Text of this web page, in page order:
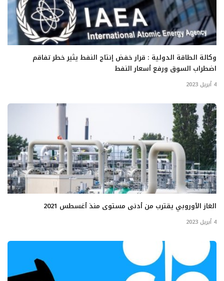
وكالة الطاقة الدولية : قرار خفض إنتاج النفط يثير خطر تفاقم
اضطراب السوق ورفع أسعار النفط
4 أبريل 2023
الغاز الأوروبي يقترب من أدنى مستوى منذ أغسطس 2021
4 أبريل 2023